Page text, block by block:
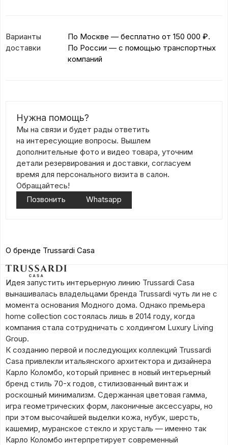
Варианты
доставки
По Москве — бесплатно от 150 000 ₽.
По России — с помощью транспортных
компаний
Нужна помощь?
Мы на связи и будет рады ответить
на интересующие вопросы. Вышлем
дополнительные фото и видео товара, уточним
детали резервирования и доставки, согласуем
время для персонального визита в салон.
Обращайтесь!
Позвонить
Whatsapp
О бренде Trussardi Casa
Идея запустить интерьерную линию Trussardi Casa
вынашивалась владельцами бренда Trussardi чуть ли не с
момента основания Модного дома. Однако премьера
home collection состоялась лишь в 2014 году, когда
компания стала сотрудничать с холдингом Luxury Living
Group.
К созданию первой и последующих коллекций Trussardi
Casa привлекли итальянского архитектора и дизайнера
Карло Коломбо, который привнес в новый интерьерный
бренд стиль 70-х годов, стилизованный винтаж и
роскошный минимализм. Сдержанная цветовая гамма,
игра геометрических форм, лаконичные аксессуары, но
при этом высочайшей выделки кожа, нубук, шерсть,
кашемир, муранское стекло и хрусталь — именно так
Карло Коломбо интерпретирует современный